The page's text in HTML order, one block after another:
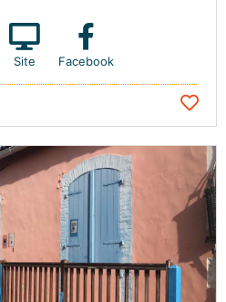
Site Facebook